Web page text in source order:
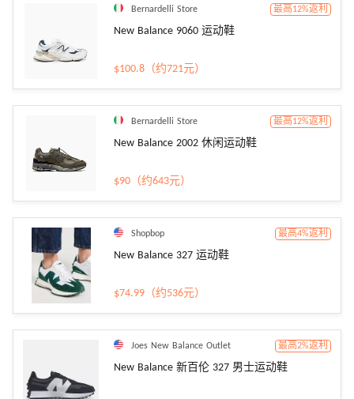
Bernardelli Store 最高12%返利
New Balance 9060 运动鞋
$100.8（约721元）
Bernardelli Store 最高12%返利
New Balance 2002 休闲运动鞋
$90（约643元）
Shopbop 最高4%返利
New Balance 327 运动鞋
$74.99（约536元）
Joes New Balance Outlet 最高2%返利
New Balance 新百伦 327 男士运动鞋